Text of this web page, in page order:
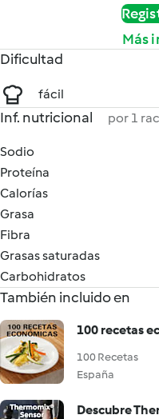
Más
Dificultad
fácil
Inf. nutricional por 1
Sodio
Proteína
Calorías
Grasa
Fibra
Grasas saturadas
Carbohidratos
También incluido en
100 recetas
100 Recetas
España
Descubre